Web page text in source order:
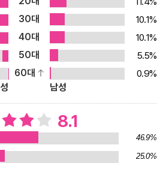
미 일본에서 드라마로도 제작되었다. 폭
, 인적 드문 산장, 바다 위 보트 등 주변
서 살인사건이 발생한다. 범인의 교묘
의 남다른 추리력 싸움에서 과연 누가
폭력조직 사무실을 열도록 강요당하는
받은 준코가 에노모토에게 연락을 취
데, 모든 작품이 그런 식이라면 독자 입
에 없다. 때로는 총부리와 맞닥뜨리며
30대
10.1%
40대
10.1%
50대
5.5%
60대
0.9%
남성
8.1
46.9%
25.0%